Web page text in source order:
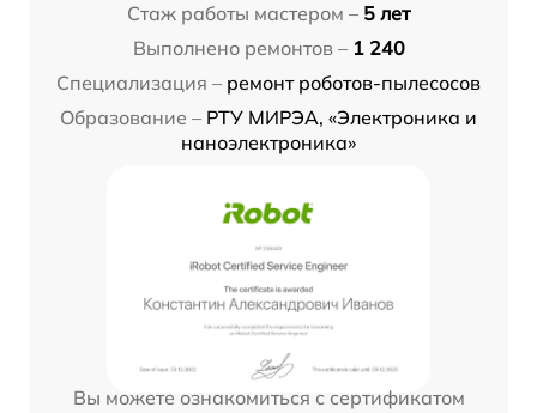
Стаж работы мастером – 5 лет
Выполнено ремонтов – 1 240
Специализация – ремонт роботов-пылесосов
Образование – РТУ МИРЭА, «Электроника и
наноэлектроника»
Вы можете ознакомиться с сертификатом